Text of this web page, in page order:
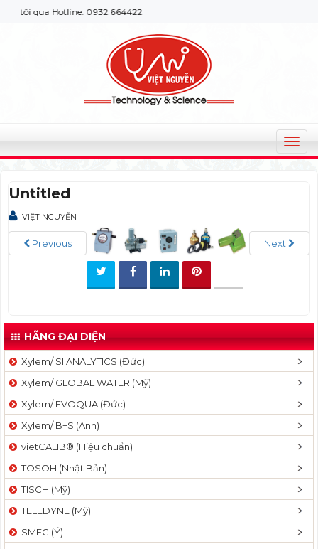
qua Hotline: 0932 664422
T
o
n
a
i
Untitled
VIỆT NGUYỄN
Previous Next
HÃNG ĐẠI DIỆN
Xylem/ SI ANALYTICS (Đức)
Xylem/ GLOBAL WATER (Mỹ)
Xylem/ EVOQUA (Đức)
Xylem/ B+S (Anh)
vietCALIB® (Hiệu chuẩn)
TOSOH (Nhật Bản)
TISCH (Mỹ)
TELEDYNE (Mỹ)
SMEG (Ý)